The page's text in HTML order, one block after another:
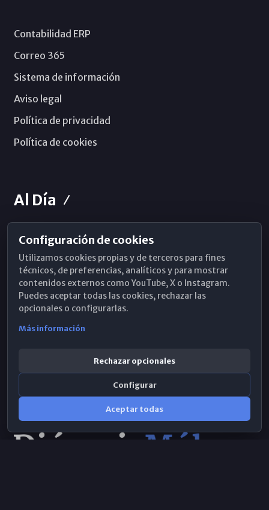
Contabilidad ERP
Correo 365
Sistema de información
Aviso legal
Política de privacidad
Política de cookies
Al Día
Horarios de Misa
Hemeroteca
WhatsApp
Configuración de cookies
Utilizamos cookies propias y de terceros para fines
técnicos, de preferencias, analíticos y para mostrar
contenidos externos como YouTube, X o Instagram.
Puedes aceptar todas las cookies, rechazar las
opcionales o configurarlas.
Más información
Rechazar opcionales
Configurar
Aceptar todas